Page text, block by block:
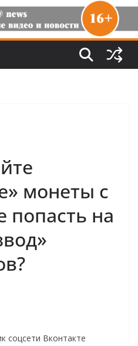
монеты с
попасть на
соцсети Вконтакте